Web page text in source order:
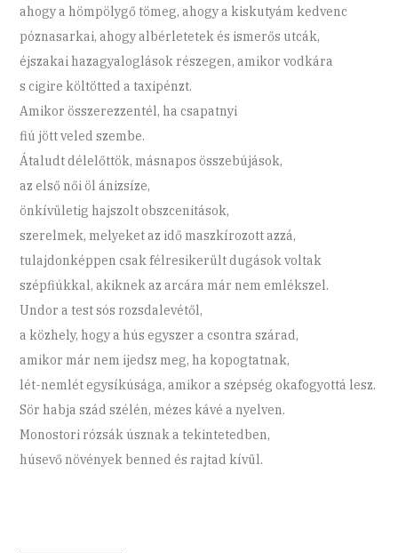
ahogy a hömpölygő tömeg, ahogy a kiskutyám kedvenc
póznasarkai, ahogy albérletetek és ismerős utcák,
éjszakai hazagyaloglások részegen, amikor vodkára
s cigire költötted a taxipénzt.
Amikor összerezzentél, ha csapatnyi
fiú jött veled szembe.
Átaludt délelőttök, másnapos összebújások,
az első női öl ánizsíze,
önkívületig hajszolt obszcenitások,
szerelmek, melyeket az idő maszkírozott azzá,
tulajdonképpen csak félresikerült dugások voltak
szépfiúkkal, akiknek az arcára már nem emlékszel.
Undor a test sós rozsdalevétől,
a közhely, hogy a hús egyszer a csontra szárad,
amikor már nem ijedsz meg, ha kopogtatnak,
lét-nemlét egysíkúsága, amikor a szépség okafogyottá lesz.
Sör habja szád szélén, mézes kávé a nyelven.
Monostori rózsák úsznak a tekintetedben,
húsevő növények benned és rajtad kívül.